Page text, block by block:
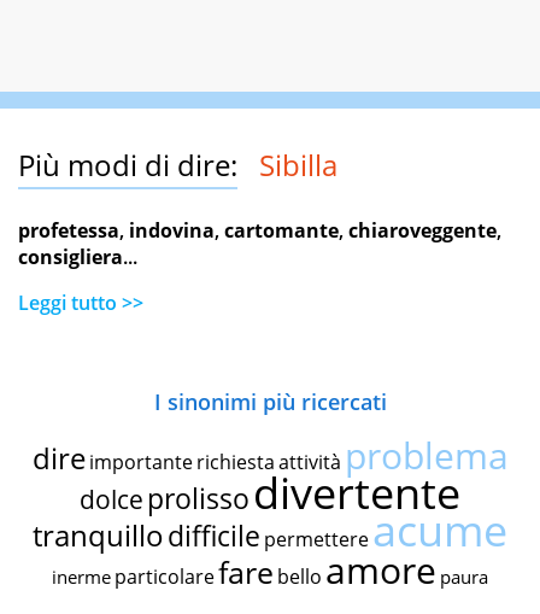
Più modi di dire: Sibilla
profetessa, indovina,cartomante,chiaroveggente,
consigliera...
Leggi tutto >>
I sinonimi più ricercati
dire importante richiestaattività problema
dolce prolissodivertente
tranquillodifficile permettereacume
inerme particolarefare bello amore paura